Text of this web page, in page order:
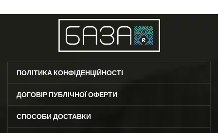
Розмір: 36-40
ПОЛІТИКА КОНФІДЕНЦІЙНОСТІ
ДОГОВІР ПУБЛІЧНОЇ ОФЕРТИ
СПОСОБИ ДОСТАВКИ